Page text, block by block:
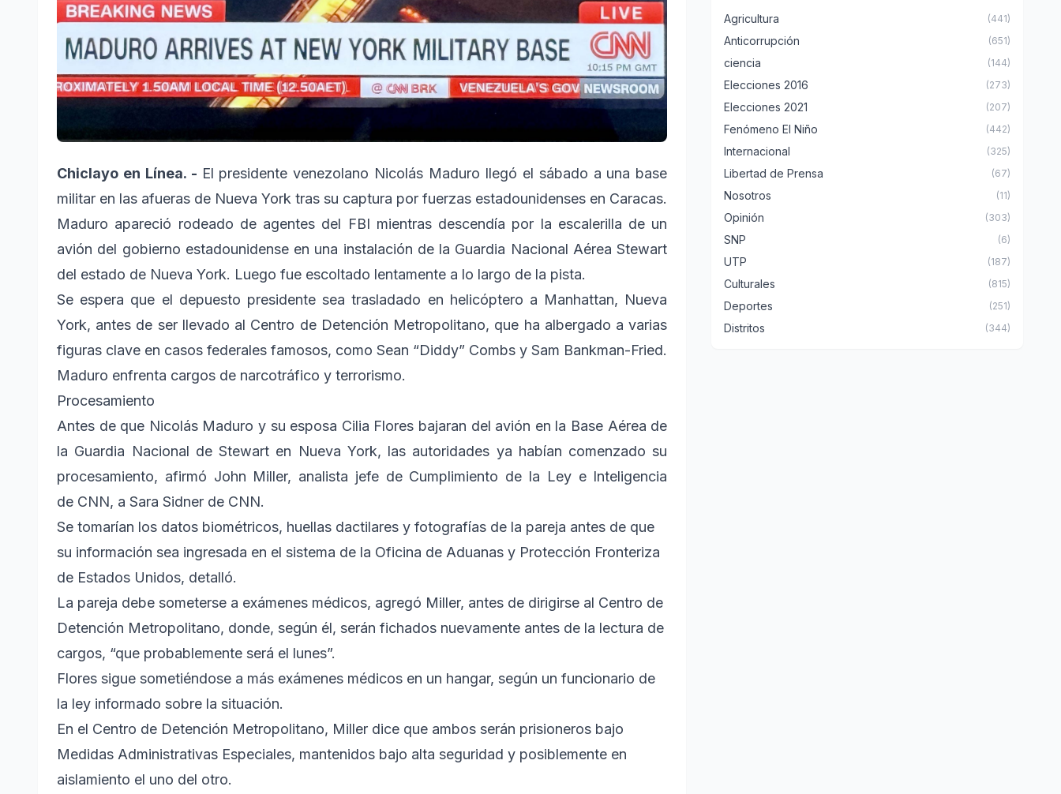
Chiclayo en Línea. - El presidente venezolano Nicolás Maduro llegó el sábado a una base
militar en las afueras de Nueva York tras su captura por fuerzas estadounidenses en Caracas.
Maduro apareció rodeado de agentes del FBI mientras descendía por la escalerilla de un
avión del gobierno estadounidense en una instalación de la Guardia Nacional Aérea Stewart
del estado de Nueva York. Luego fue escoltado lentamente a lo largo de la pista.
Se espera que el depuesto presidente sea trasladado en helicóptero a Manhattan, Nueva
York, antes de ser llevado al Centro de Detención Metropolitano, que ha albergado a varias
figuras clave en casos federales famosos, como Sean “Diddy” Combs y Sam Bankman-Fried.
Maduro enfrenta cargos de narcotráfico y terrorismo.
Procesamiento
Antes de que Nicolás Maduro y su esposa Cilia Flores bajaran del avión en la Base Aérea de
la Guardia Nacional de Stewart en Nueva York, las autoridades ya habían comenzado su
procesamiento, afirmó John Miller, analista jefe de Cumplimiento de la Ley e Inteligencia
de CNN, a Sara Sidner de CNN.
Se tomarían los datos biométricos, huellas dactilares y fotografías de la pareja antes de que
su información sea ingresada en el sistema de la Oficina de Aduanas y Protección Fronteriza
de Estados Unidos, detalló.
La pareja debe someterse a exámenes médicos, agregó Miller, antes de dirigirse al Centro de
Detención Metropolitano, donde, según él, serán fichados nuevamente antes de la lectura de
cargos, “que probablemente será el lunes”.
Flores sigue sometiéndose a más exámenes médicos en un hangar, según un funcionario de
la ley informado sobre la situación.
En el Centro de Detención Metropolitano, Miller dice que ambos serán prisioneros bajo
Medidas Administrativas Especiales, mantenidos bajo alta seguridad y posiblemente en
aislamiento el uno del otro.
Agricultura (441)
Anticorrupción (651)
ciencia (144)
Elecciones 2016 (273)
Elecciones 2021 (207)
Fenómeno El Niño (442)
Internacional (325)
Libertad de Prensa (67)
Nosotros (11)
Opinión (303)
SNP (6)
UTP (187)
Culturales (815)
Deportes (251)
Distritos (344)